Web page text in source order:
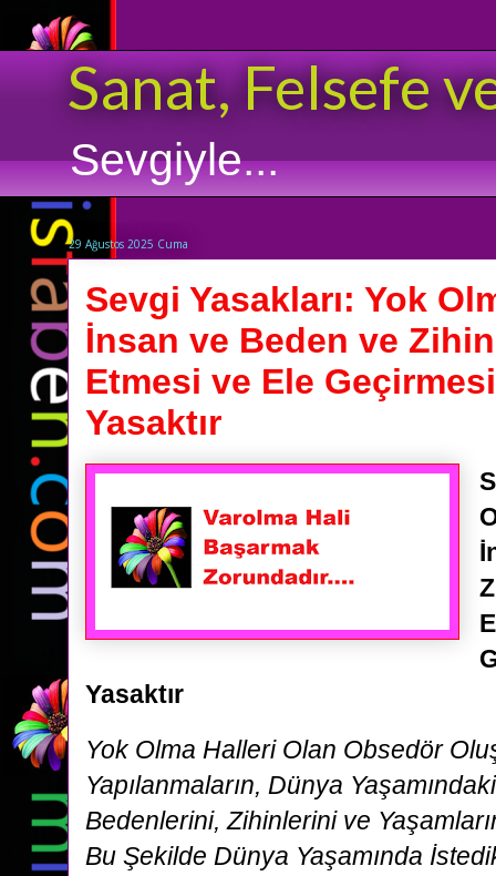
Sanat, Felsefe
Sevgiyle...
29 Ağustos 2025 Cuma
Sevgi Yasakları: Yok
İnsan ve Beden ve
Etmesi ve Ele
Yasaktır
Yasaktır
Yok Olma Halleri Olan Obsedör
Yapılanmaların, Dünya
Bedenlerini, Zihinlerini ve
Bu Şekilde Dünya Yaşamında